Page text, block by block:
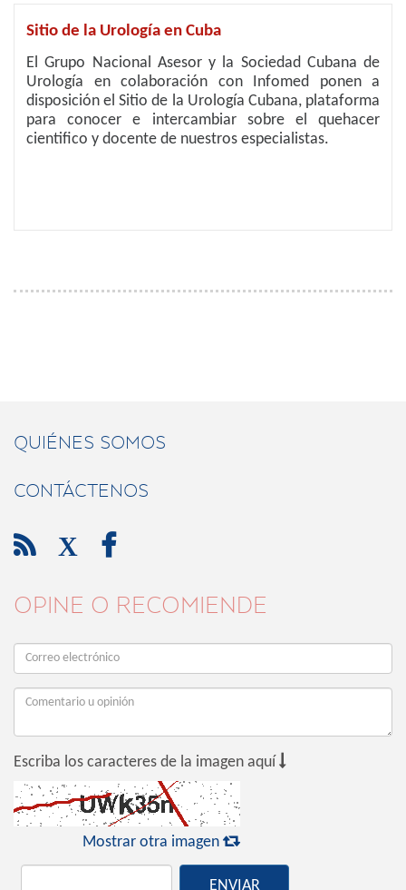
Sitio de la Urología en Cuba
El Grupo Nacional Asesor y la Sociedad Cubana de
Urología en colaboración con Infomed ponen a
disposición el Sitio de la Urología Cubana, plataforma
para conocer e intercambiar sobre el quehacer
cientifico y docente de nuestros especialistas.
QUIÉNES SOMOS
CONTÁCTENOS
 X 
OPINE O RECOMIENDE
Escriba los caracteres de la imagen aquí 
Mostrar otra imagen 
ENVIAR